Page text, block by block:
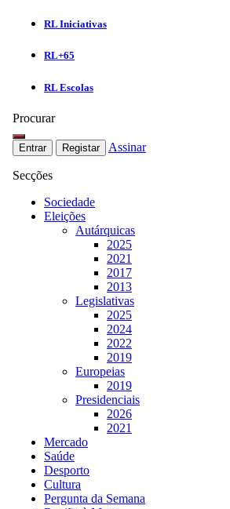
RL Iniciativas
RL+65
RL Escolas
Procurar
Entrar Registar Assinar
Secções
Sociedade
Eleições
Autárquicas
2025
2021
2017
2013
Legislativas
2025
2024
2022
2019
Europeias
2019
Presidenciais
2026
2021
Mercado
Saúde
Desporto
Cultura
Pergunta da Semana